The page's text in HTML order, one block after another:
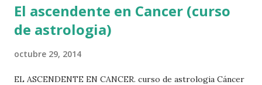
El ascendente en Cancer (curso
de astrologia)
octubre 29, 2014
EL ASCENDENTE EN CANCER. curso de astrologia Cáncer